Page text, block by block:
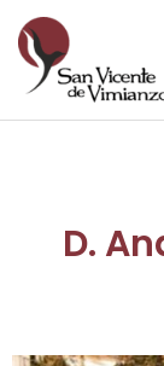
contenido
D.